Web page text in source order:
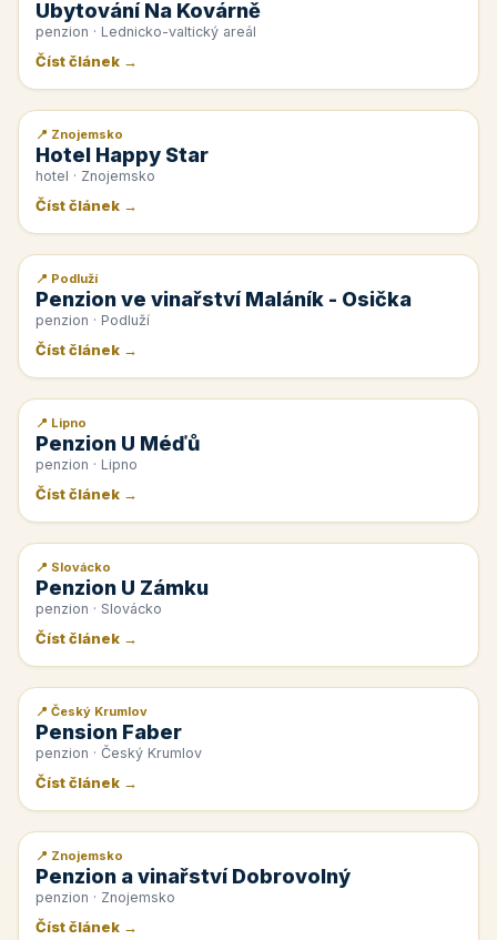
Ubytování Na Kovárně
penzion · Lednicko-valtický areál
Číst článek →
📰 PR článek
📍 Znojemsko
Hotel Happy Star
hotel · Znojemsko
Číst článek →
📰 PR článek
📍 Podluží
Penzion ve vinařství Maláník - Osička
penzion · Podluží
Číst článek →
📰 PR článek
📍 Lipno
Penzion U Méďů
penzion · Lipno
Číst článek →
📰 PR článek
📍 Slovácko
Penzion U Zámku
penzion · Slovácko
Číst článek →
📰 PR článek
📍 Český Krumlov
Pension Faber
penzion · Český Krumlov
Číst článek →
📰 PR článek
📍 Znojemsko
Penzion a vinařství Dobrovolný
penzion · Znojemsko
Číst článek →